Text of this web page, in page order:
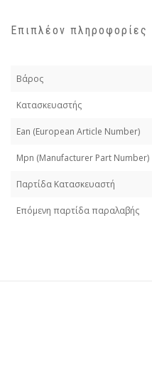
Επιπλέον πληροφορίες
Βάρος
Κατασκευαστής
Εan (European Article Number)
Mpn (Manufacturer Part Number)
Παρτίδα Κατασκευαστή
Επόμενη παρτίδα παραλαβής